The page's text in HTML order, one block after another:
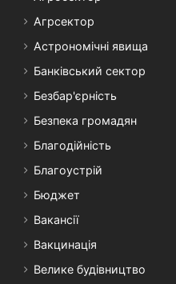
Агрсектор
Астрономічні явища
Банківський сектор
Безбар'єрність
Безпека громадян
Благодійність
Благоустрій
Бюджет
Вакансії
Вакцинація
Велике будівництво